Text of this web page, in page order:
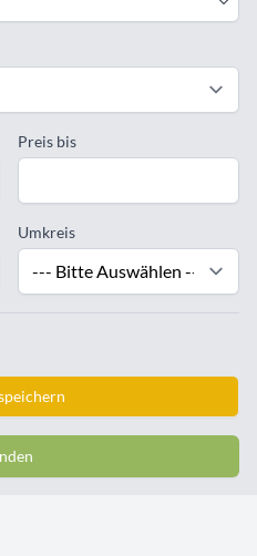
Preis bis
Umkreis